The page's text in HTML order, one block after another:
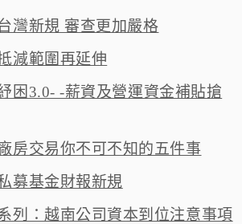
灣新規 審查更加嚴格
減範圍再延伸
困3.0- -薪資及營運資金補貼搶
房交易你不可不知的五件事
募基金財報新規
列：越南公司資本到位注意事項